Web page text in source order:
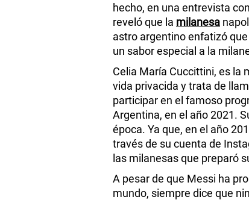
hecho, en una entrevista
reveló que la milanesa
astro argentino enfatizó
un sabor especial a la
Celia María Cuccittini, es la
vida privacida y trata de
participar en el famoso
Argentina, en el año 2021.
época. Ya que, en el año
través de su cuenta de
las milanesas que preparó
A pesar de que Messi ha
mundo, siempre dice que